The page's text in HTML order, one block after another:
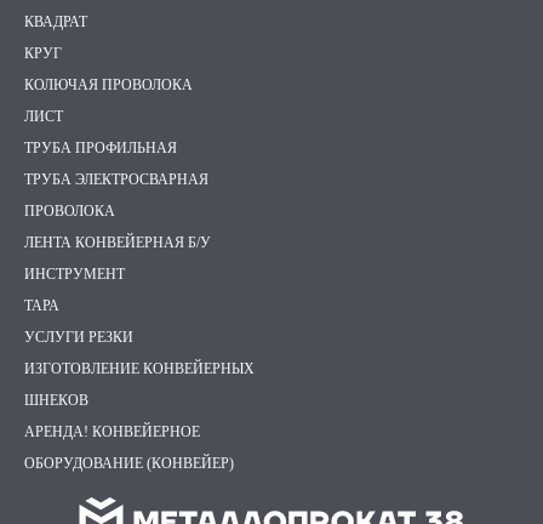
КВАДРАТ
КРУГ
КОЛЮЧАЯ ПРОВОЛОКА
ЛИСТ
ТРУБА ПРОФИЛЬНАЯ
ТРУБА ЭЛЕКТРОСВАРНАЯ
ПРОВОЛОКА
ЛЕНТА КОНВЕЙЕРНАЯ Б/У
ИНСТРУМЕНТ
ТАРА
УСЛУГИ РЕЗКИ
ИЗГОТОВЛЕНИЕ КОНВЕЙЕРНЫХ
ШНЕКОВ
АРЕНДА! КОНВЕЙЕРНОЕ
ОБОРУДОВАНИЕ (КОНВЕЙЕР)